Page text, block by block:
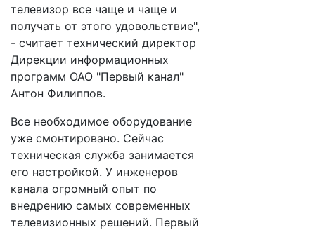
телевизор все чаще и чаще и
получать от этого удовольствие",
- считает технический директор
Дирекции информационных
программ ОАО "Первый канал"
Антон Филиппов.
Все необходимое оборудование
уже смонтировано. Сейчас
техническая служба занимается
его настройкой. У инженеров
канала огромный опыт по
внедрению самых современных
телевизионных решений. Первый